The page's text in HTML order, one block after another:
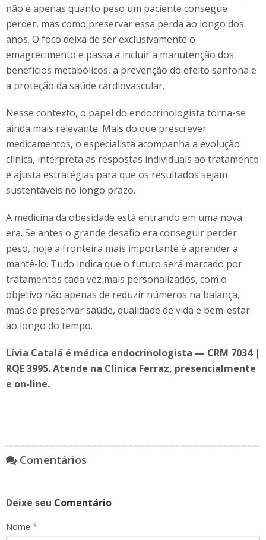
não é apenas quanto peso um paciente consegue
perder, mas como preservar essa perda ao longo dos
anos. O foco deixa de ser exclusivamente o
emagrecimento e passa a incluir a manutenção dos
benefícios metabólicos, a prevenção do efeito sanfona e
a proteção da saúde cardiovascular.
Nesse contexto, o papel do endocrinologista torna-se
ainda mais relevante. Mais do que prescrever
medicamentos, o especialista acompanha a evolução
clínica, interpreta as respostas individuais ao tratamento
e ajusta estratégias para que os resultados sejam
sustentáveis no longo prazo.
A medicina da obesidade está entrando em uma nova
era. Se antes o grande desafio era conseguir perder
peso, hoje a fronteira mais importante é aprender a
mantê-lo. Tudo indica que o futuro será marcado por
tratamentos cada vez mais personalizados, com o
objetivo não apenas de reduzir números na balança,
mas de preservar saúde, qualidade de vida e bem-estar
ao longo do tempo.
Lívia Catalá é médica endocrinologista — CRM 7034 |
RQE 3995. Atende na Clínica Ferraz, presencialmente
e on-line.
Comentários
Deixe seu Comentário
Nome *